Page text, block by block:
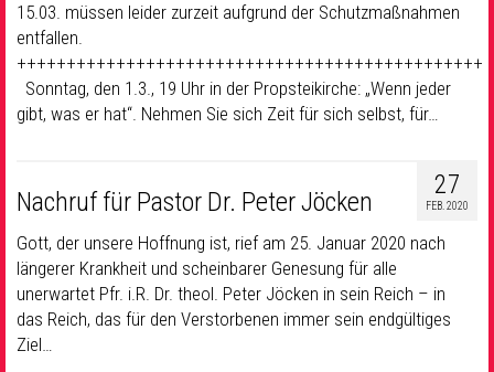
15.03. müssen leider zurzeit aufgrund der Schutzmaßnahmen
entfallen.
+++++++++++++++++++++++++++++++++++++++++++++++
Sonntag, den 1.3., 19 Uhr in der Propsteikirche: „Wenn jeder
gibt, was er hat“. Nehmen Sie sich Zeit für sich selbst, für…
27
FEB. 2020
Nachruf für Pastor Dr. Peter Jöcken
Gott, der unsere Hoffnung ist, rief am 25. Januar 2020 nach
längerer Krankheit und scheinbarer Genesung für alle
unerwartet Pfr. i.R. Dr. theol. Peter Jöcken in sein Reich – in
das Reich, das für den Verstorbenen immer sein endgültiges
Ziel…